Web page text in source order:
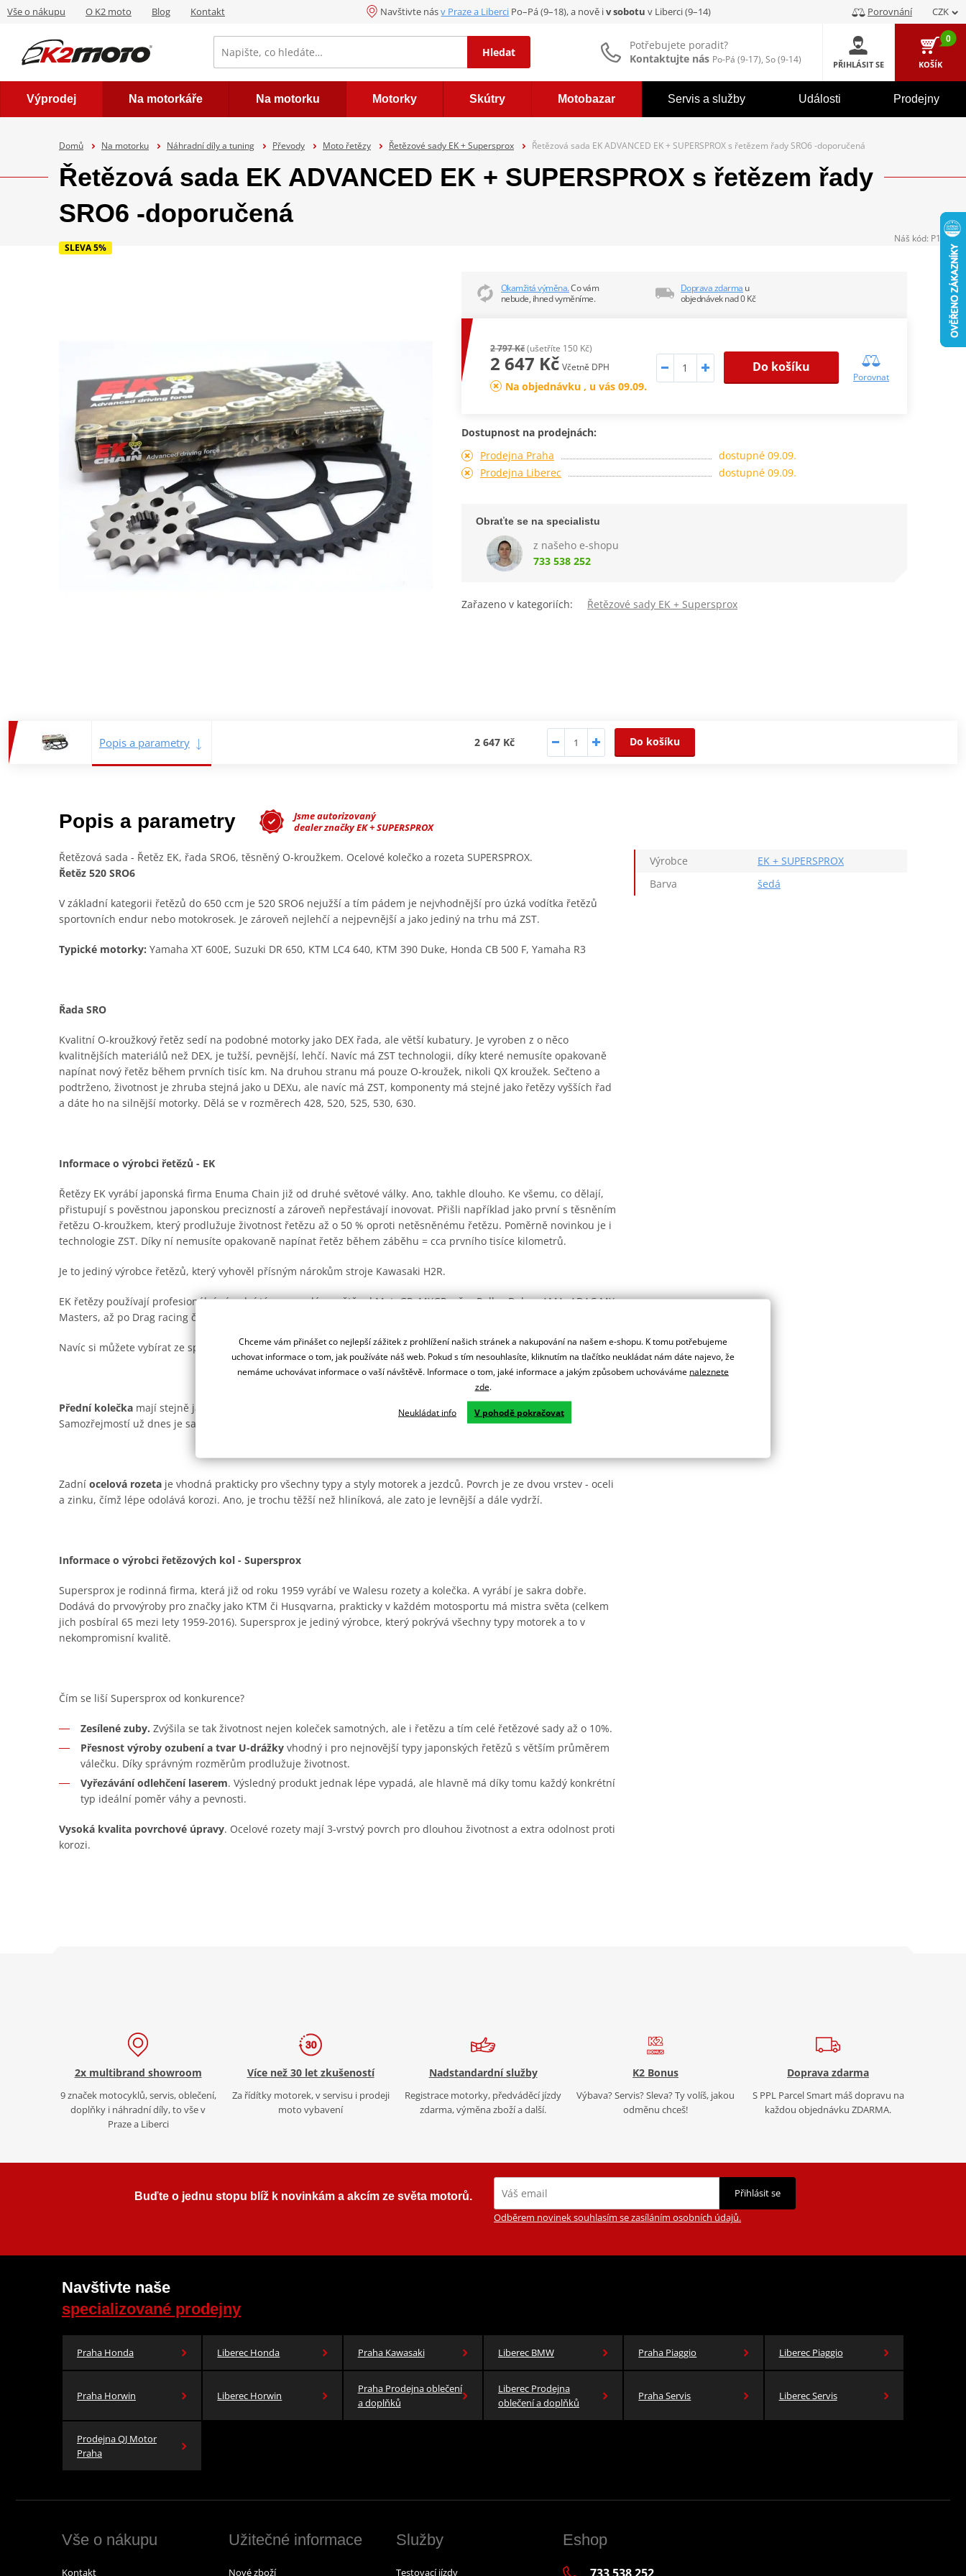
Vše o nákupu O K2 moto Blog Kontakt Navštivte násv Praze a Liberci Po–Pá (9–18), a nově iv sobotu v Liberci (9–14) Porovnání CZK
Hledat
Potřebujete poradit?
Kontaktujte nás Po-Pá (9-17), So (9-14) PŘIHLÁSIT SE
0
KOŠÍK
Výprodej Na motorkáře Na motorku Motorky Skútry Motobazar Servis a služby Události Prodejny
Domů Na motorku Náhradní díly a tuning Převody Moto řetězy Řetězové sady EK + Supersprox Řetězová sada EK ADVANCED EK + SUPERSPROX s řetězem řady SRO6 -doporučená
Řetězová sada EK ADVANCED EK + SUPERSPROX s řetězem řady
SRO6 -doporučená
SLEVA 5%
Okamžitá výměna.Co vám
nebude, ihned vyměníme.
Doprava zdarma u
objednávek nad 0 Kč
2 797 Kč(ušetříte 150 Kč)
2 647 Kč Včetně DPH
Na objednávku , u vás 09.09.
Do košíku
Porovnat
Dostupnost na prodejnách:
Prodejna Praha
dostupné 09.09.
Prodejna Liberec
dostupné 09.09.
Obraťte se na specialistu
z našeho e-shopu
733 538 252
Zařazeno v kategoriích: Řetězové sady EK + Supersprox
Popis a parametry 2 647 Kč Do košíku
Popis a parametry
Jsme autorizovaný
dealer značky EK + SUPERSPROX
Řetězová sada - Řetěz EK, řada SRO6, těsněný O-kroužkem. Ocelové kolečko a rozeta SUPERSPROX.
Řetěz 520 SRO6
V základní kategorii řetězů do 650 ccm je 520 SRO6 nejužší a tím pádem je nejvhodnější pro úzká vodítka řetězů
sportovních endur nebo motokrosek. Je zároveň nejlehčí a nejpevnější a jako jediný na trhu má ZST.
Typické motorky: Yamaha XT 600E, Suzuki DR 650, KTM LC4 640, KTM 390 Duke, Honda CB 500 F, Yamaha R3
Řada SRO
Kvalitní O-kroužkový řetěz sedí na podobné motorky jako DEX řada, ale větší kubatury. Je vyroben z o něco
kvalitnějších materiálů než DEX, je tužší, pevnější, lehčí. Navíc má ZST technologii, díky které nemusíte opakovaně
napínat nový řetěz během prvních tisíc km. Na druhou stranu má pouze O-kroužek, nikoli QX kroužek. Sečteno a
podtrženo, životnost je zhruba stejná jako u DEXu, ale navíc má ZST, komponenty má stejné jako řetězy vyšších řad
a dáte ho na silnější motorky. Dělá se v rozměrech 428, 520, 525, 530, 630.
Informace o výrobci řetězů - EK
Řetězy EK vyrábí japonská firma Enuma Chain již od druhé světové války. Ano, takhle dlouho. Ke všemu, co dělají,
přistupují s pověstnou japonskou precizností a zároveň nepřestávají inovovat. Přišli například jako první s těsněním
řetězu O-kroužkem, který prodlužuje životnost řetězu až o 50 % oproti netěsněnému řetězu. Poměrně novinkou je i
technologie ZST. Díky ní nemusíte opakovaně napínat řetěz během záběhu = cca prvního tisíce kilometrů.
Je to jediný výrobce řetězů, který vyhověl přísným nárokům stroje Kawasaki H2R.
EK řetězy používají profesionální závodní týmy na celém světě od MotoGP, MXGP, přes Rallye Dakar, AMA, ADAC MX
Masters, až po Drag racing či Road racing.
Navíc si můžete vybírat ze spousty barevných provedení.
Přední kolečka mají stejně jako ocelové rozety od Supersprox zesílené zuby pro delší životnost a jsou odlehčená.
Samozřejmostí už dnes je samočistící drážka pro offroady.
Zadní ocelová rozeta je vhodná prakticky pro všechny typy a styly motorek a jezdců. Povrch je ze dvou vrstev - oceli
a zinku, čímž lépe odolává korozi. Ano, je trochu těžší než hliníková, ale zato je levnější a dále vydrží.
Informace o výrobci řetězových kol - Supersprox
Supersprox je rodinná firma, která již od roku 1959 vyrábí ve Walesu rozety a kolečka. A vyrábí je sakra dobře.
Dodává do prvovýroby pro značky jako KTM či Husqvarna, prakticky v každém motosportu má mistra světa (celkem
jich posbíral 65 mezi lety 1959-2016). Supersprox je jediný výrobce, který pokrývá všechny typy motorek a to v
nekompromisní kvalitě.
Čím se liší Supersprox od konkurence?
Zesílené zuby. Zvýšila se tak životnost nejen koleček samotných, ale i řetězu a tím celé řetězové sady až o 10%.
Přesnost výroby ozubení a tvar U-drážky vhodný i pro nejnovější typy japonských řetězů s větším průměrem
válečku. Díky správným rozměrům prodlužuje životnost.
Vyřezávání odlehčení laserem. Výsledný produkt jednak lépe vypadá, ale hlavně má díky tomu každý konkrétní
typ ideální poměr váhy a pevnosti.
Vysoká kvalita povrchové úpravy. Ocelové rozety mají 3-vrstvý povrch pro dlouhou životnost a extra odolnost proti
korozi.
Výrobce
EK + SUPERSPROX
Barva
šedá
Náš kód: P104338
2x multibrand showroom
9 značek motocyklů, servis, oblečení,
doplňky i náhradní díly, to vše v
Praze a Liberci
Více než 30 let zkušeností
Za řídítky motorek, v servisu i prodeji
moto vybavení
Nadstandardní služby
Registrace motorky, předváděcí jízdy
zdarma, výměna zboží a další.
K2 Bonus
Výbava? Servis? Sleva? Ty volíš, jakou
odměnu chceš!
Doprava zdarma
S PPL Parcel Smart máš dopravu na
každou objednávku ZDARMA.
Buďte o jednu stopu blíž k novinkám a akcím ze světa motorů.
Přihlásit se
Odběrem novinek souhlasím se zasíláním osobních údajů.
Navštivte naše
specializované prodejny
Praha Honda Liberec Honda Praha Kawasaki Liberec BMW Praha Piaggio Liberec Piaggio
Praha Horwin Liberec Horwin
Praha Prodejna oblečení
a doplňků
Liberec Prodejna
oblečení a doplňků
Praha Servis Liberec Servis
Prodejna QJ Motor
Praha
Vše o nákupu
Kontakt
Užitečné informace
Nové zboží
Služby
Testovací jízdy
Eshop
Chceme vám přinášet co nejlepší zážitek z prohlížení našich stránek a nakupování na našem e-shopu. K tomu potřebujeme
uchovat informace o tom, jak používáte náš web. Pokud s tím nesouhlasíte, kliknutím na tlačítko neukládat nám dáte najevo, že
nemáme uchovávat informace o vaší návštěvě. Informace o tom, jaké informace a jakým způsobem uchováváme naleznete
zde.
Neukládat info V pohodě pokračovat